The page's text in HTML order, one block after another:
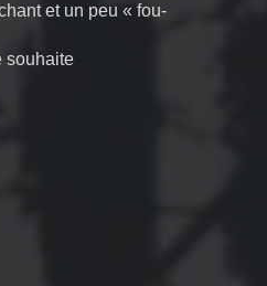
et un peu « fou-
souhaite